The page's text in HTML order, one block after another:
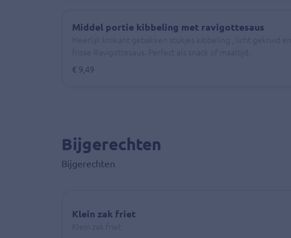
Middel portie kibbeling met ravigottesaus
€ 9,49
Bijgerechten
Bijgerechten
Klein zak friet